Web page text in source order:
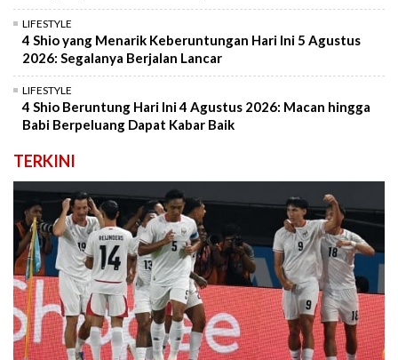
LIFESTYLE
4 Shio yang Menarik Keberuntungan Hari Ini 5 Agustus
2026: Segalanya Berjalan Lancar
LIFESTYLE
4 Shio Beruntung Hari Ini 4 Agustus 2026: Macan hingga
Babi Berpeluang Dapat Kabar Baik
TERKINI